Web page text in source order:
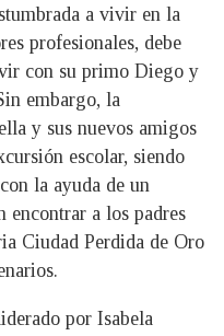
a vivir en la
profesionales, debe
con su primo Diego y
embargo, la
y sus nuevos amigos
escolar, siendo
la ayuda de un
encontrar a los padres
Ciudad Perdida de Oro
por Isabela